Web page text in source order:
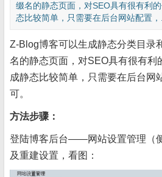
缀名的静态页面，对SEO具有很有利
态比较简单，只需要在后台网站配置，
Z-Blog博客可以生成静态分类目录
名的静态页面，对SEO具有很有利
成静态比较简单，只需要在后台网
可。
方法步骤：
登陆博客后台——网站设置管理（
及重建设置，看图：